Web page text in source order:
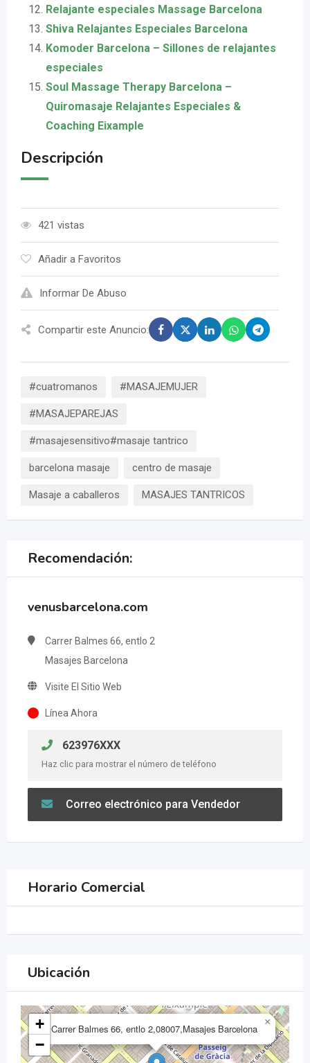
Relajante especiales Massage Barcelona
Shiva Relajantes Especiales Barcelona
Komoder Barcelona – Sillones de relajantes
especiales
Soul Massage Therapy Barcelona –
Quiromasaje Relajantes Especiales &
Coaching Eixample
Descripción
421 vistas
Añadir a Favoritos
Informar De Abuso
Compartir este Anuncio:
#cuatromanos #MASAJEMUJER
#MASAJEPAREJAS
#masajesensitivo#masaje tantrico
barcelona masaje centro de masaje
Masaje a caballeros MASAJES TANTRICOS
Recomendación:
venusbarcelona.com
Carrer Balmes 66, entlo 2
Masajes Barcelona
Visite El Sitio Web
Línea Ahora
623976XXX
Haz clic para mostrar el número de teléfono
Correo electrónico para Vendedor
Horario Comercial
Ubicación
Carrer Balmes 66, entlo 2,08007,Masajes Barcelona
×
+
−